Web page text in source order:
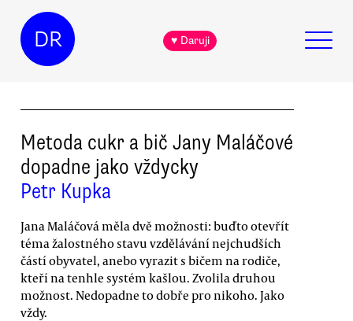
DR ♥ Daruji
Metoda cukr a bič Jany Maláčové
dopadne jako vždycky
Petr Kupka
Jana Maláčová měla dvě možnosti: buďto otevřít
téma žalostného stavu vzdělávání nejchudších
částí obyvatel, anebo vyrazit s bičem na rodiče,
kteří na tenhle systém kašlou. Zvolila druhou
možnost. Nedopadne to dobře pro nikoho. Jako
vždy.